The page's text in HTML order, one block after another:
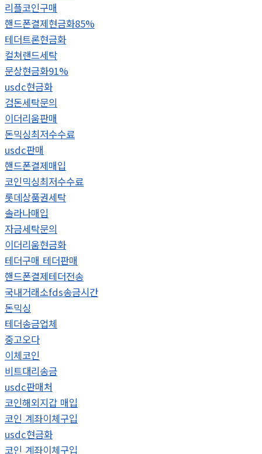
리플코인구매
핸드폰결제현금화85%
테더트론현금화
컬쳐랜드세탁
문상현금화91%
usdc현금화
검돈세탁문의
이더리움판매
돈믹싱최저수수료
usdc판매
핸드폰결제매입
코인믹싱최저수수료
롯데상품권세탁
솔라나매입
자금세탁문의
이더리움현금화
테더구매 테더판매
핸드폰결제테더전송
국내거래소fds송금시간
돈믹싱
테더송금업체
중고오다
이체코인
비트대리송금
usdc판매처
코인해외지갑 매입
코인 계좌이체구입
usdc현금화
코인 계좌이체구입